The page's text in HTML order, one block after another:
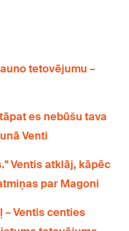
tetovējumu –
es nebūšu tava
Venti
Ventis atklāj, kāpēc
par Magoni
Ventis centies